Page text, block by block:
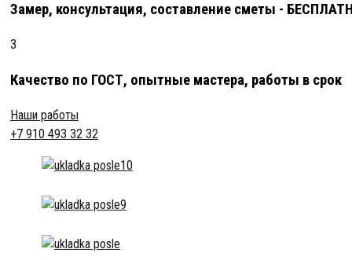
Замер, консультация, составление сметы -
3
Качество по ГОСТ, опытные мастера, работы в срок
Наши работы
+7 910 493 32 32